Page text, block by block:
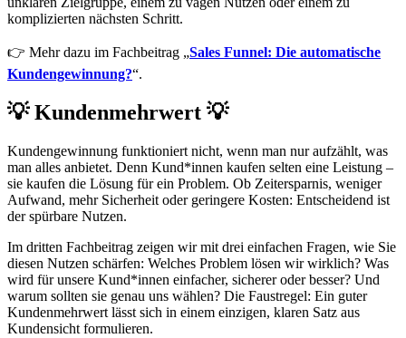
komplizierten nächsten Schritt.
👉 Mehr dazu im Fachbeitrag „Sales Funnel: Die automatische
Kundengewinnung?“.
💡 Kundenmehrwert 💡
Kundengewinnung funktioniert nicht, wenn man nur aufzählt, was
man alles anbietet. Denn Kund*innen kaufen selten eine Leistung –
sie kaufen die Lösung für ein Problem. Ob Zeitersparnis, weniger
Aufwand, mehr Sicherheit oder geringere Kosten: Entscheidend ist
der spürbare Nutzen.
Im dritten Fachbeitrag zeigen wir mit drei einfachen Fragen, wie Sie
diesen Nutzen schärfen: Welches Problem lösen wir wirklich? Was
wird für unsere Kund*innen einfacher, sicherer oder besser? Und
warum sollten sie genau uns wählen? Die Faustregel: Ein guter
Kundenmehrwert lässt sich in einem einzigen, klaren Satz aus
Kundensicht formulieren.